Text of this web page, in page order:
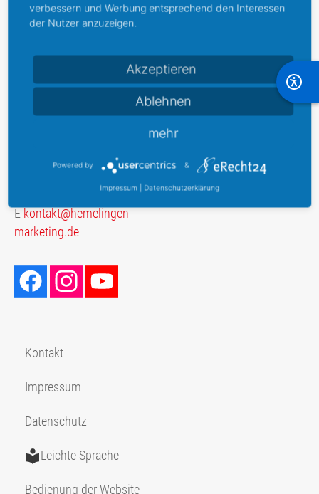
Stadtteilmarketing
nicht barrierefrei)
Deutschland
+49 (0) 176 214 254 22
E kontakt@hemelingen-
marketing.de
Kontakt
Impressum
Datenschutz
Leichte Sprache
Bedienung der Website
verbessern und Werbung entsprechend den Interessen
der Nutzer anzuzeigen.
Akzeptieren
Ablehnen
mehr
Powered by &
Impressum Datenschutzerklärung